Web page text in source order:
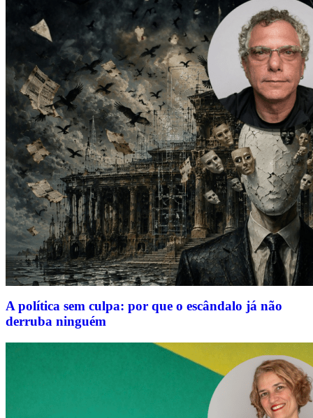
A política sem culpa: por que o escândalo já não
derruba ninguém